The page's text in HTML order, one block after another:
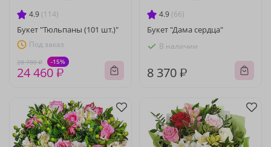
4.9 (114)
Букет "Тюльпаны (101 шт.)"
Под заказ
28 780 ₽ -15%
24 460 ₽
4.9 (66)
Букет "Дама сердца"
В наличии
8 370 ₽